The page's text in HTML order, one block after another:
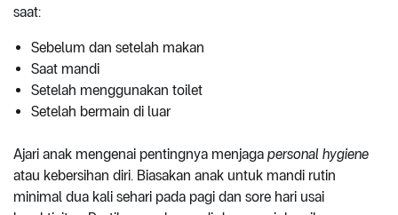
saat:
Sebelum dan setelah makan
Saat mandi
Setelah menggunakan toilet
Setelah bermain di luar
Ajari anak mengenai pentingnya menjaga personal hygiene
atau kebersihan diri. Biasakan anak untuk mandi rutin
minimal dua kali sehari pada pagi dan sore hari usai